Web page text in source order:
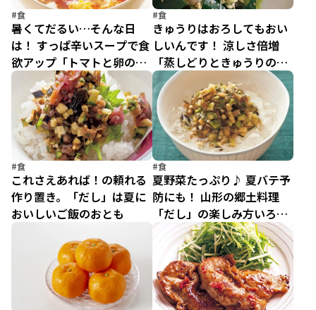
#食
暑くてだるい…そんな日
は！ すっぱ辛いスープで食
欲アップ「トマトと卵の酸
辣湯風」
#食
きゅうりはおろしてもおい
しいんです！ 涼しさ倍増
「蒸しどりときゅうりのと
もあえ」
#食
これさえあれば！の頼れる
作り置き。「だし」は夏に
おいしいご飯のおとも
#食
夏野菜たっぷり♪ 夏バテ予
防にも！ 山形の郷土料理
「だし」の楽しみ方いろい